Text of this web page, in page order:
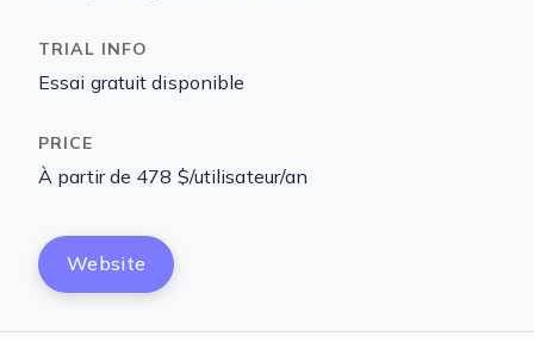
Essai gratuit disponible
À partir de 478 $/utilisateur/an
Website